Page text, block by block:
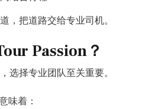
，把道路交给专业司机。
Passion？
选择专业团队至关重要。
味着：